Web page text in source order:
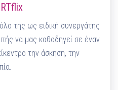
της ως ειδική συνεργάτης
να μας καθοδηγεί σε έναν
την άσκηση, την